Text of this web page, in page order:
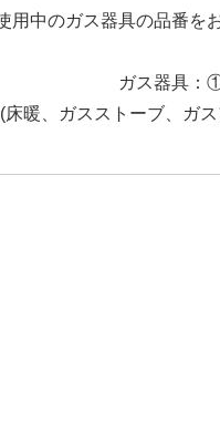
用中のガス器具の品番
給湯器・ガ
暖、ガスストーブ、ガ